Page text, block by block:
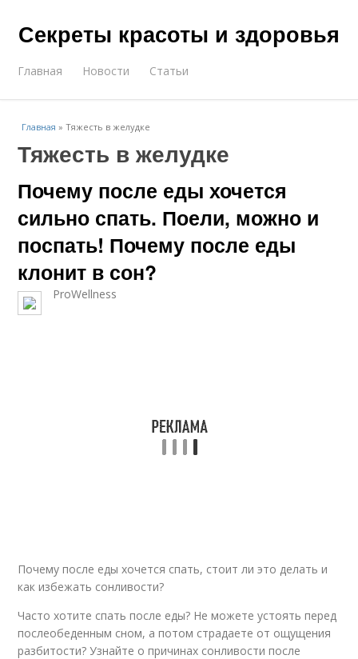
Секреты красоты и здоровья
Главная Новости Статьи
Главная »Тяжесть в желудке
Тяжесть в желудке
Почему после еды хочется
сильно спать. Поели, можно и
поспать! Почему после еды
клонит в сон?
ProWellness
Почему после еды хочется спать, стоит ли это делать и
как избежать сонливости?
Часто хотите спать после еды? Не можете устоять перед
послеобеденным сном, а потом страдаете от ощущения
разбитости? Узнайте о причинах сонливости после